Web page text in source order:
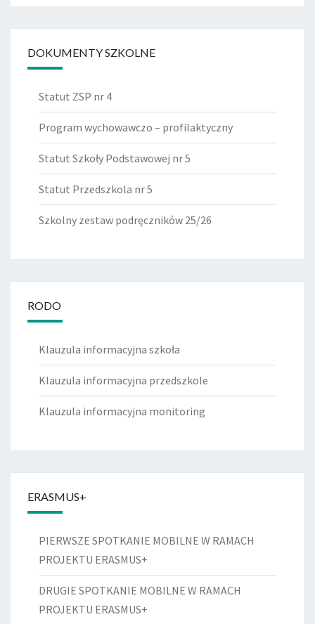
DOKUMENTY SZKOLNE
Statut ZSP nr 4
Program wychowawczo – profilaktyczny
Statut Szkoły Podstawowej nr 5
Statut Przedszkola nr 5
Szkolny zestaw podręczników 25/26
RODO
Klauzula informacyjna szkoła
Klauzula informacyjna przedszkole
Klauzula informacyjna monitoring
ERASMUS+
PIERWSZE SPOTKANIE MOBILNE W RAMACH
PROJEKTU ERASMUS+
DRUGIE SPOTKANIE MOBILNE W RAMACH
PROJEKTU ERASMUS+